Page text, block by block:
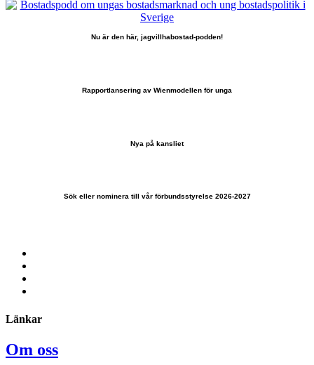
Nu är den här, jagvillhabostad-podden!
Rapportlansering av Wienmodellen för unga
Nya på kansliet
Sök eller nominera till vår förbundsstyrelse 2026-2027
Länkar
Om oss